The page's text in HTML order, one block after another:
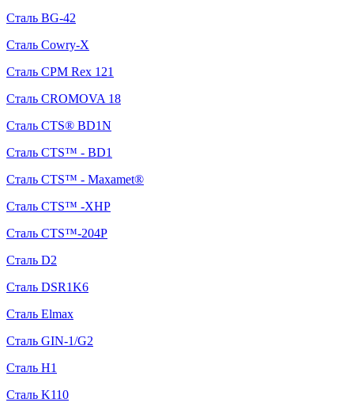
Сталь BG-42
Сталь Cowry-X
Сталь CPM Rex 121
Сталь CROMOVA 18
Сталь CTS® BD1N
Сталь CTS™ - BD1
Сталь CTS™ - Maxamet®
Сталь CTS™ -XHP
Сталь CTS™-204P
Сталь D2
Сталь DSR1K6
Сталь Elmax
Сталь GIN-1/G2
Сталь H1
Сталь K110